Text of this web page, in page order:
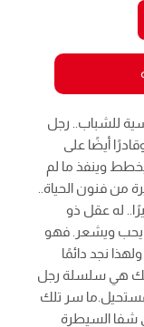
للشباب.. رجل
أيضًا على
وينفذ ما لم
من فنون الحياة..
له عقل ذو
يحب ويشعر. فهو
نجد دائمًا
هي سلسلة رجل
سر تلك
شفا السيطرة